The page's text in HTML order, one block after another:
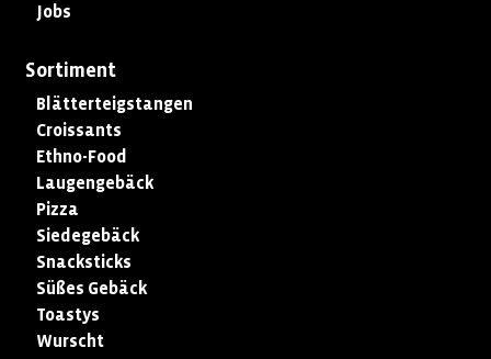
Jobs
Sortiment
Blätterteigstangen
Croissants
Ethno-Food
Laugengebäck
Pizza
Siedegebäck
Snacksticks
Süßes Gebäck
Toastys
Wurscht